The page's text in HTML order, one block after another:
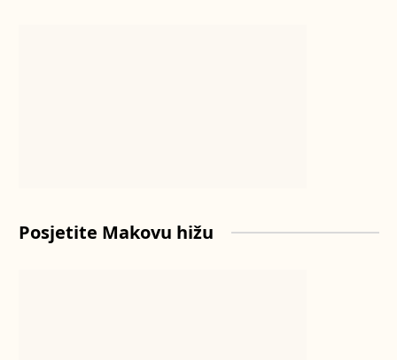
Posjetite Makovu hižu